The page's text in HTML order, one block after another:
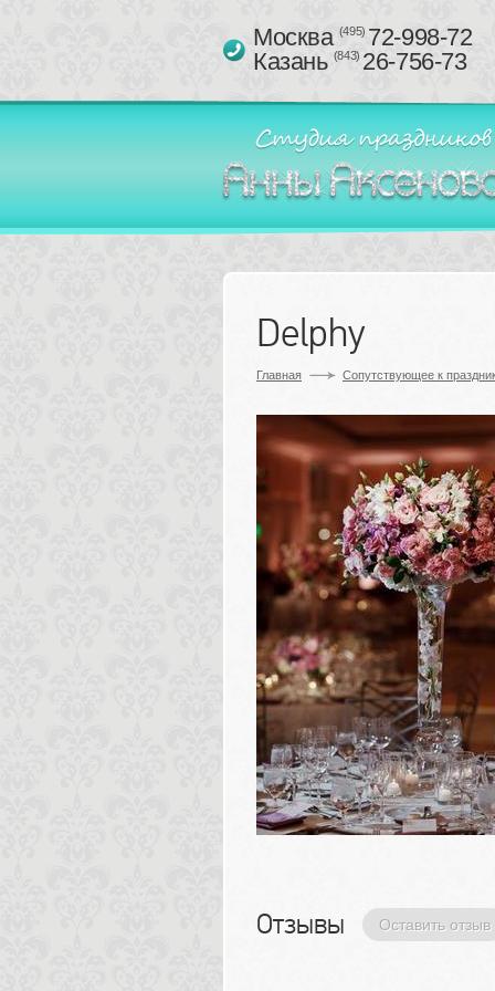
Москва (495)72-998-72
Казань (843)26-756-73
Delphy
Главная Сопутствующее к
Отзывы Оставить отзыв